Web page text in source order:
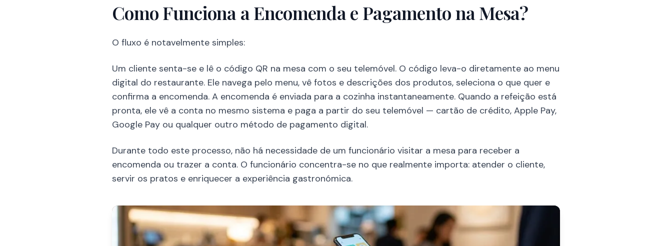
Como Funciona a Encomenda e Pagamento na Mesa?
O fluxo é notavelmente simples:
Um cliente senta-se e lê o código QR na mesa com o seu telemóvel. O código leva-o diretamente ao menu
digital do restaurante. Ele navega pelo menu, vê fotos e descrições dos produtos, seleciona o que quer e
confirma a encomenda. A encomenda é enviada para a cozinha instantaneamente. Quando a refeição está
pronta, ele vê a conta no mesmo sistema e paga a partir do seu telemóvel — cartão de crédito, Apple Pay,
Google Pay ou qualquer outro método de pagamento digital.
Durante todo este processo, não há necessidade de um funcionário visitar a mesa para receber a
encomenda ou trazer a conta. O funcionário concentra-se no que realmente importa: atender o cliente,
servir os pratos e enriquecer a experiência gastronómica.